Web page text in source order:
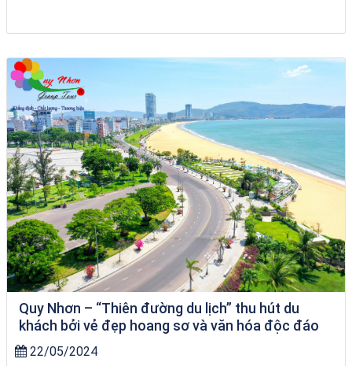
Quy Nhơn – “Thiên đường du lịch” thu hút du
khách bởi vẻ đẹp hoang sơ và văn hóa độc đáo
22/05/2024